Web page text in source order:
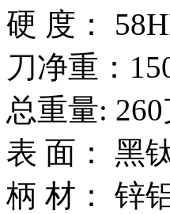
硬 度：
刀净重：
总重量:
表 面： 黑
柄 材： 锌